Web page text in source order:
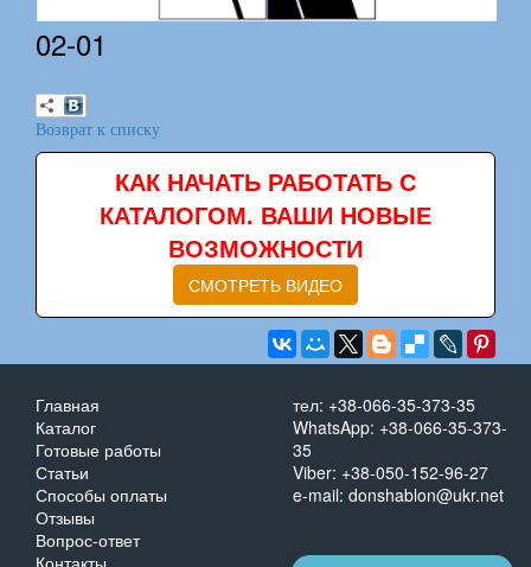
02-01
Возврат к списку
КАК НАЧАТЬ РАБОТАТЬ С
КАТАЛОГОМ. ВАШИ НОВЫЕ
ВОЗМОЖНОСТИ
СМОТРЕТЬ ВИДЕО
Главная
Каталог
Готовые работы
Статьи
Способы оплаты
Отзывы
Вопрос-ответ
тел: +38-066-35-373-35
WhatsApp: +38-066-35-373-
35
Viber: +38-050-152-96-27
e-mail: donshablon@ukr.net